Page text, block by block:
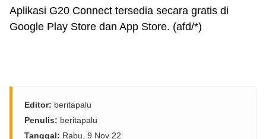
Aplikasi G20 Connect tersedia secara gratis di
Google Play Store dan App Store. (afd/*)
Editor: beritapalu
Penulis: beritapalu
Tanggal: Rabu, 9 Nov 22